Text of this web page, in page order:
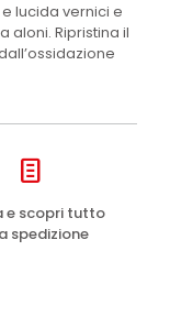
lucida vernici e
aloni. Ripristina il
e scopri tutto
spedizione